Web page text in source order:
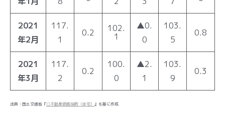
2021
年2月
117.
1
0.2 102.
1
▲0.
0
103.
5
0.8
2021
年3月
117.
2
0.2
100.
0
▲2.
1
103.
9
0.3
出典：国土交通省『○不動産価格指数（住宅） 』を基に作成